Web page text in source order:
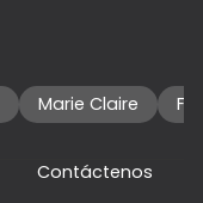
Marie Claire
Contáctenos